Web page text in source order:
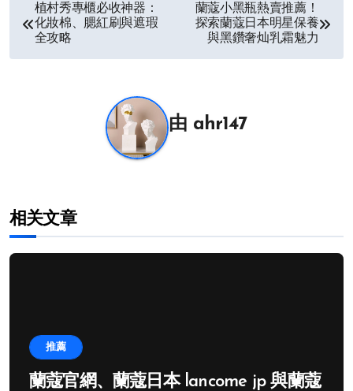
植村秀專櫃必收神器：
化妝棉、腮紅刷與遮瑕
全攻略
蘭蔻小黑瓶熱賣推薦！
探索蘭蔻日本明星保養
與黑鑽奢灿乳霜魅力
由 ahr147
相关文章
推薦
蘭蔻官網、蘭蔻日本 lancome jp 與蘭蔻